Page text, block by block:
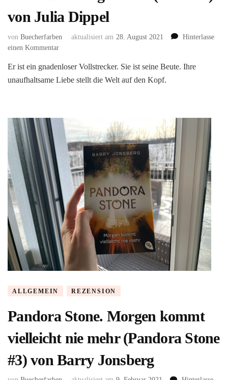
von Julia Dippel
von Buecherfarben aktualisiert am 28. August 2021
Hinterlasse
einen Kommentarzu
Das
ewige
von
Julia
Dippel
Er ist ein gnadenloser Vollstrecker. Sie ist seine Beute. Ihre
unaufhaltsame Liebe stellt die Welt auf den Kopf.
ALLGEMEIN REZENSION
Pandora Stone. Morgen kommt
vielleicht nie mehr (Pandora Stone
#3) von Barry Jonsberg